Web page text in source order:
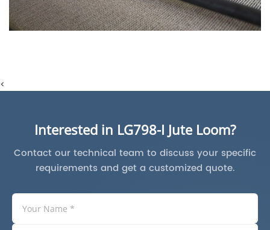
<
Interested in LG798-I Jute Loom?
Contact our technical team to discuss your specific
requirements and get a customized quote.